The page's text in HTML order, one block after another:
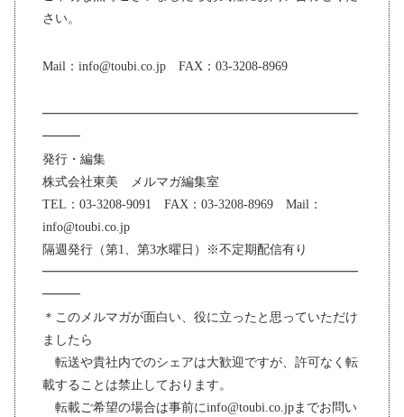
さい。
Mail：info@toubi.co.jp FAX：03-3208-8969
━━━━━━━━━━━━━━━━━━━━━━━━━
━━━
発行・編集
株式会社東美 メルマガ編集室
TEL：03-3208-9091 FAX：03-3208-8969 Mail：
info@toubi.co.jp
隔週発行（第1、第3水曜日）※不定期配信有り
━━━━━━━━━━━━━━━━━━━━━━━━━
━━━
＊このメルマガが面白い、役に立ったと思っていただけ
ましたら
転送や貴社内でのシェアは大歓迎ですが、許可なく転
載することは禁止しております。
転載ご希望の場合は事前にinfo@toubi.co.jpまでお問い